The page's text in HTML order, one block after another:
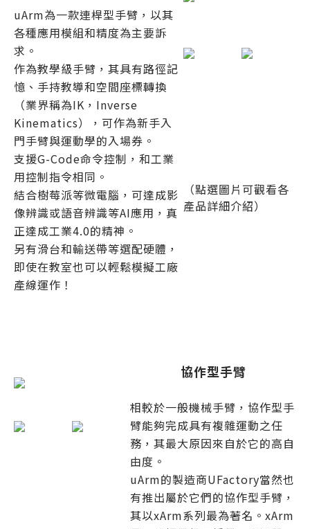
uArm為一款連桿型手臂，以其
各種應用模組和精度為主要訴
求。
作為教學級手臂，其具有路徑記
憶、手持教導和空間座標轉換
（業界稱為IK，Inverse
Kinematics），可作為新手入
門手臂與運動學的入場券。
支援G-Code命令控制，和工業
用控制指令相同。
結合樹莓派等微電腦，可達成影
像辨識或語音辨識等AI應用，真
正達成工業4.0的精神。
另有滑台和輸送帶等選配硬體，
即使在教室也可以輕鬆模擬工廠
產線運作！
（點選圖片可觀看各
產品詳細介紹）
協作型手臂
相較於一般機械手臂，協作型手
臂能夠完成具有複雜運動之任
務，其最大原因來自於它的高自
由度。
uArm的製造商UFactory當然也
有推出屬於它們的協作型手臂，
其以xArm系列最為著名。xArm